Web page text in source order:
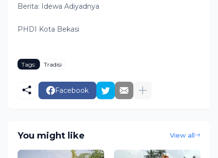
Berita: Idewa Adiyadnya
PHDI Kota Bekasi
Tags: Tradisi
Facebook
You might like View all